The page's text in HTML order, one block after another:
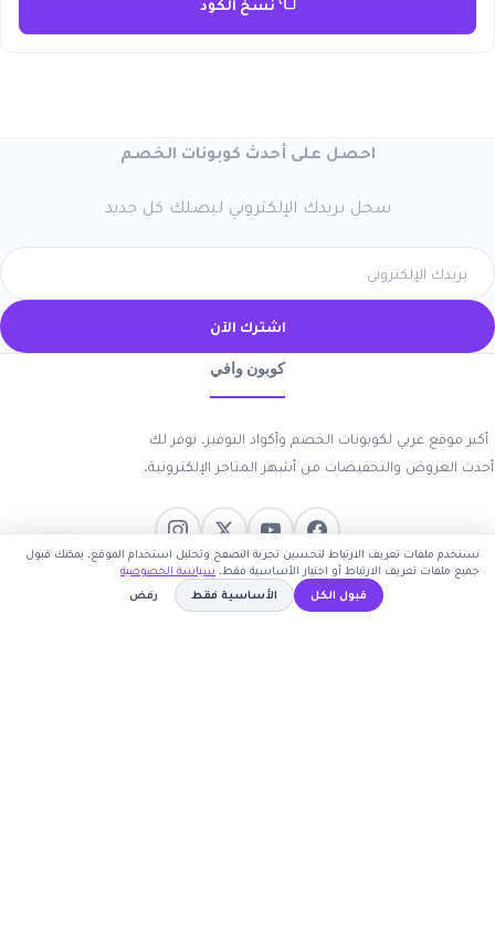
احصل على أحدث كوبونات الخصم
سجل بريدك الإلكتروني ليصلك كل جديد
اشترك الآن
كوبون وافي
أكبر موقع عربي لكوبونات الخصم وأكواد التوفير. نوفر لك
أحدث العروض والتخفيضات من أشهر المتاجر الإلكترونية.
روابط مهمة
نستخدم ملفات تعريف الارتباط لتحسين تجربة التصفح وتحليل استخدام الموقع. يمكنك قبول
جميع ملفات تعريف الارتباط أو اختيار الأساسية فقط. سياسة الخصوصية
قبول الكل
الأساسية فقط رفض